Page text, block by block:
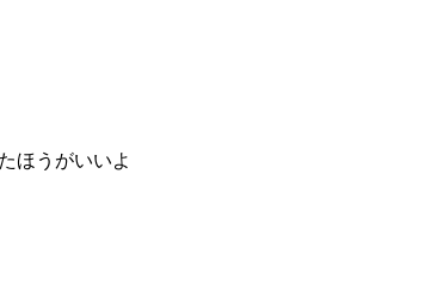
ほうがいいよ